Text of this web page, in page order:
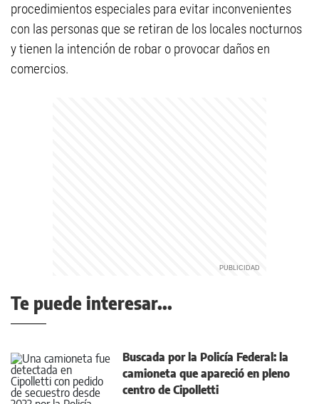
procedimientos especiales para evitar inconvenientes
con las personas que se retiran de los locales nocturnos
y tienen la intención de robar o provocar daños en
comercios.
Te puede interesar...
Buscada por la Policía Federal: la
camioneta que apareció en pleno
centro de Cipolletti